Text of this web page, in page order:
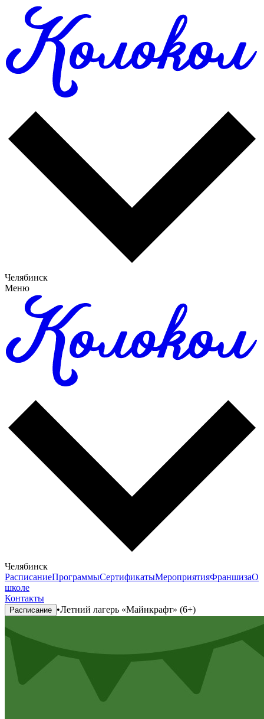
Челябинск
Меню
Челябинск
РасписаниеПрограммыСертификатыМероприятияФраншизаО
школе
Контакты
Расписание •Летний лагерь «Майнкрафт» (6+)